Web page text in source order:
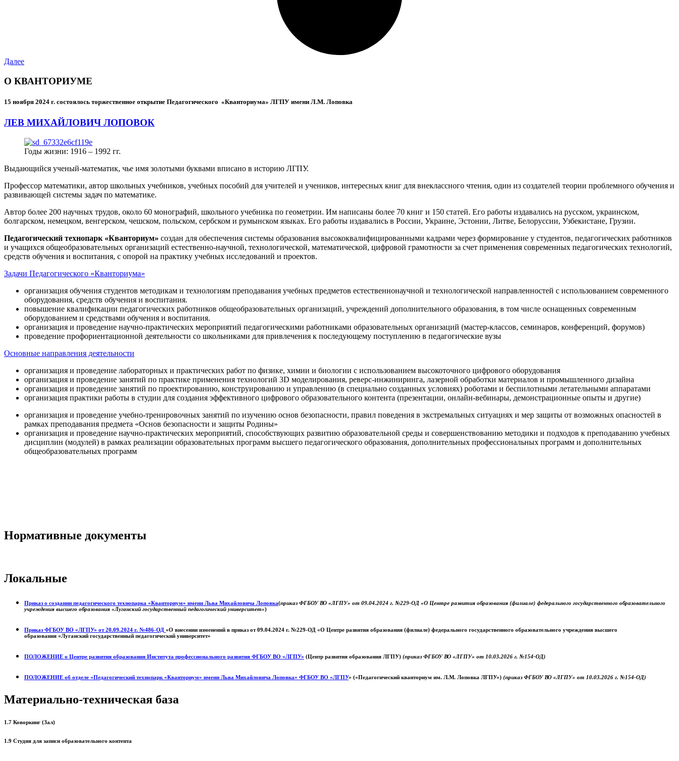
Далее
О КВАНТОРИУМЕ
15 ноября 2024 г. состоялось торжественное открытие Педагогического «Кванториума» ЛГПУ имени Л.М. Лоповка
ЛЕВ МИХАЙЛОВИЧ ЛОПОВОК
Годы жизни: 1916 – 1992 гг.
Выдающийся ученый-математик, чье имя золотыми буквами вписано в историю ЛГПУ.
Профессор математики, автор школьных учебников, учебных пособий для учителей и учеников, интересных книг для внеклассного чтения, один из создателей теории проблемного обучения и
развивающей системы задач по математике.
Автор более 200 научных трудов, около 60 монографий, школьного учебника по геометрии. Им написаны более 70 книг и 150 статей. Его работы издавались на русском, украинском,
болгарском, немецком, венгерском, чешском, польском, сербском и румынском языках. Его работы издавались в России, Украине, Эстонии, Литве, Белоруссии, Узбекистане, Грузии.
Педагогический технопарк «Кванториум» создан для обеспечения системы образования высококвалифицированными кадрами через формирование у студентов, педагогических работников
и учащихся общеобразовательных организаций естественно-научной, технологической, математической, цифровой грамотности за счет применения современных педагогических технологий,
средств обучения и воспитания, с опорой на практику учебных исследований и проектов.
Задачи Педагогического «Кванториума»
организация обучения студентов методикам и технологиям преподавания учебных предметов естественнонаучной и технологической направленностей с использованием современного
оборудования, средств обучения и воспитания.
повышение квалификации педагогических работников общеобразовательных организаций, учреждений дополнительного образования, в том числе оснащенных современным
оборудованием и средствами обучения и воспитания.
организация и проведение научно-практических мероприятий педагогическими работниками образовательных организаций (мастер-классов, семинаров, конференций, форумов)
проведение профориентационной деятельности со школьниками для привлечения к последующему поступлению в педагогические вузы
Основные направления деятельности
организация и проведение лабораторных и практических работ по физике, химии и биологии с использованием высокоточного цифрового оборудования
организация и проведение занятий по практике применения технологий 3D моделирования, реверс-инжиниринга, лазерной обработки материалов и промышленного дизайна
организация и проведение занятий по проектированию, конструированию и управлению (в специально созданных условиях) роботами и беспилотными летательными аппаратами
организация практики работы в студии для создания эффективного цифрового образовательного контента (презентации, онлайн-вебинары, демонстрационные опыты и другие)
организация и проведение учебно-тренировочных занятий по изучению основ безопасности, правил поведения в экстремальных ситуациях и мер защиты от возможных опасностей в
рамках преподавания предмета «Основ безопасности и защиты Родины»
организация и проведение научно-практических мероприятий, способствующих развитию образовательной среды и совершенствованию методики и подходов к преподаванию учебных
дисциплин (модулей) в рамках реализации образовательных программ высшего педагогического образования, дополнительных профессиональных программ и дополнительных
общеобразовательных программ
Нормативные документы
Локальные
Приказ о создании педагогического технопарка «Кванториум» имени Льва Михайловича Лоповка(приказ ФГБОУ ВО «ЛГПУ» от 09.04.2024 г. №229-ОД «О Центре развития образования (филиале) федерального государственного образовательного
учреждения высшего образования «Луганский государственный педагогический университет»)
Приказ ФГБОУ ВО «ЛГПУ» от 20.09.2024 г. №486-ОД «О внесении изменений в приказ от 09.04.2024 г. №229-ОД «О Центре развития образования (филиале) федерального государственного образовательного учреждения высшего
образования «Луганский государственный педагогический университет»
ПОЛОЖЕНИЕ о Центре развития образования Института профессионального развития ФГБОУ ВО «ЛГПУ» (Центр развития образования ЛГПУ) (приказ ФГБОУ ВО «ЛГПУ» от 10.03.2026 г. №154-ОД)
ПОЛОЖЕНИЕ об отделе «Педагогический технопарк «Кванториум» имени Льва Михайловича Лоповка» ФГБОУ ВО «ЛГПУ» («Педагогический кванториум им. Л.М. Лоповка ЛГПУ») (приказ ФГБОУ ВО «ЛГПУ» от 10.03.2026 г. №154-ОД)
Материально-техническая база
1.7 Коворкинг (Зал)
1.9 Студия для записи образовательного контента